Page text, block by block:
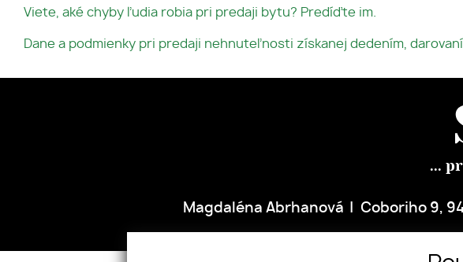
Viete, aké chyby ľudia robia pri predaji bytu? Predíďte im.
Dane a podmienky pri predaji nehnuteľnosti získanej dedením,
...
Magdaléna Abrhanová Coboriho 9,